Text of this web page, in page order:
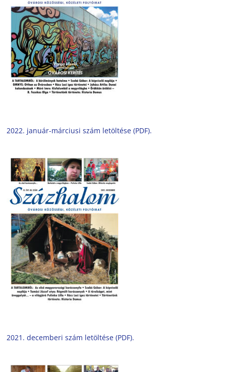
2022. január-márciusi szám letöltése (PDF).
2021. decemberi szám letöltése (PDF).